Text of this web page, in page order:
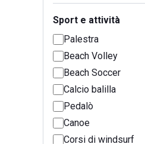
Sport e attività
Palestra
Beach Volley
Beach Soccer
Calcio balilla
Pedalò
Canoe
Corsi di windsurf